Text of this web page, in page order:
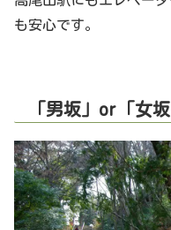
も安心です。
「男坂」or「女坂